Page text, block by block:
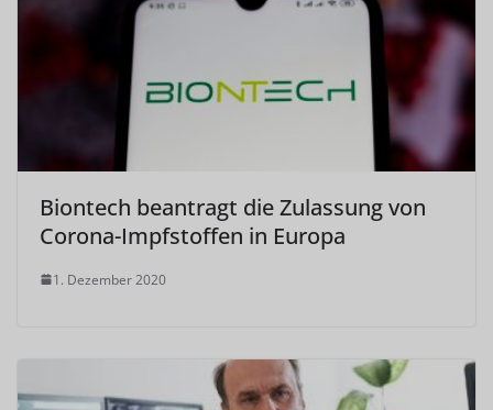
Biontech beantragt die Zulassung von
Corona-Impfstoffen in Europa
1. Dezember 2020